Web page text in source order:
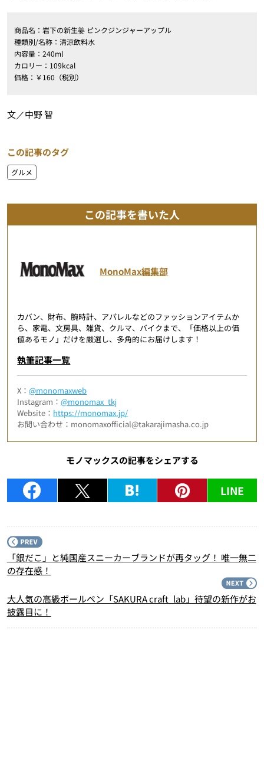
商品名：岩下の新生姜 ピンクジンジャーアップル
種類別/名称：清涼飲料水
内容量：240ml
カロリー：109kcal
価格：￥160（税別）
文／中野 智
この記事のタグ
グルメ
この記事を書いた人
MonoMax編集部
カバン、財布、腕時計、アパレルなどのファッションアイテムか
ら、家電、文房具、雑貨、クルマ、バイクまで、「価格以上の価
値あるモノ」だけを厳選し、多角的にお届けします！
執筆記事一覧
X：@monomaxweb
Instagram：@monomax_tkj
Website： https://monomax.jp/
お問い合わせ：monomaxofficial@takarajimasha.co.jp
モノマックスの記事をシェアする
LINE
「銀だこ」と純国産スニーカーブランドが再タッグ！ 唯一無二
の存在感！
大人気の高級ボールペン「SAKURA craft_lab」待望の新作がお
披露目に！